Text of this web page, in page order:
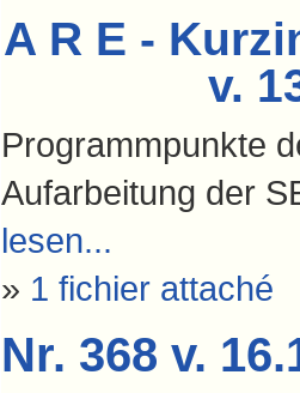
A R E -
v.
Programmpunkte
Aufarbeitung der
lesen...
» 1 fichier attaché
Nr. 368 v.